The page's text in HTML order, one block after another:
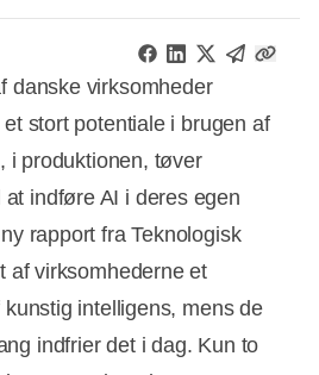
danske virksomheder
stort potentiale i brugen af
i produktionen, tøver
indføre AI i deres egen
rapport fra Teknologisk
af virksomhederne et
intelligens, mens de
indfrier det i dag. Kun to